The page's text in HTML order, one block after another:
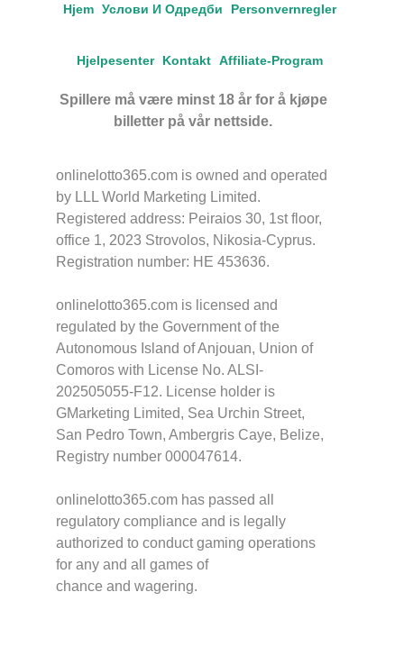
Hjem Услови И Одредби Personvernregler
Hjelpesenter Kontakt Affiliate-Program
Spillere må være minst 18 år for å kjøpe
billetter på vår nettside.
onlinelotto365.com is owned and operated
by LLL World Marketing Limited.
Registered address: Peiraios 30, 1st floor,
office 1, 2023 Strovolos, Nikosia-Cyprus.
Registration number: HE 453636.
onlinelotto365.com is licensed and
regulated by the Government of the
Autonomous Island of Anjouan, Union of
Comoros with License No. ALSI-
202505055-F12. License holder is
GMarketing Limited, Sea Urchin Street,
San Pedro Town, Ambergris Caye, Belize,
Registry number 000047614.
onlinelotto365.com has passed all
regulatory compliance and is legally
authorized to conduct gaming operations
for any and all games of
chance and wagering.